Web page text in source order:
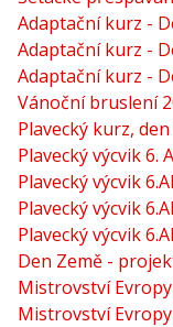
Adaptační kurz -
Adaptační kurz -
Adaptační kurz -
Vánoční bruslení
Plavecký kurz, den
Plavecký výcvik 6.
Plavecký výcvik
Plavecký výcvik
Plavecký výcvik
Den Země -
Mistrovství
Mistrovství